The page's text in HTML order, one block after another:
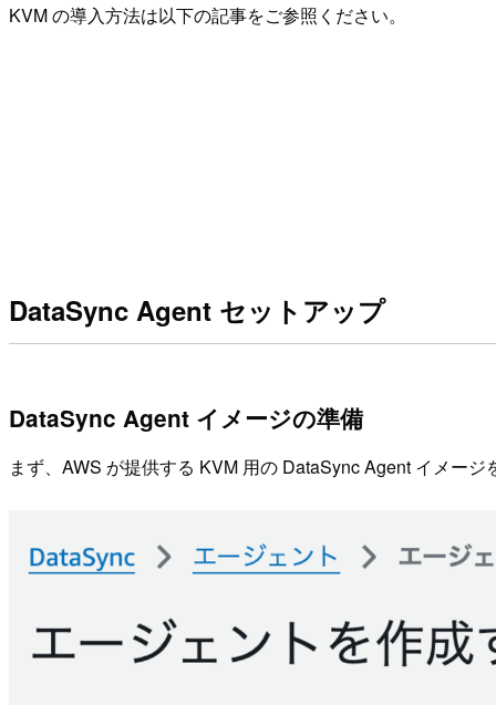
KVM の導入方法は以下の記事をご参照ください。
DataSync Agent セットアップ
DataSync Agent イメージの準備
まず、AWS が提供する KVM 用の DataSync Agent イメー